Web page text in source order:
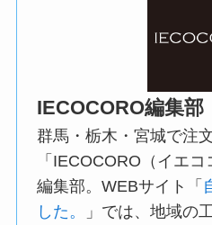
IECOCORO編集部
群馬・栃木・宮城で注
「IECOCORO（イエ
編集部。WEBサイト「
した。
」では、地域の